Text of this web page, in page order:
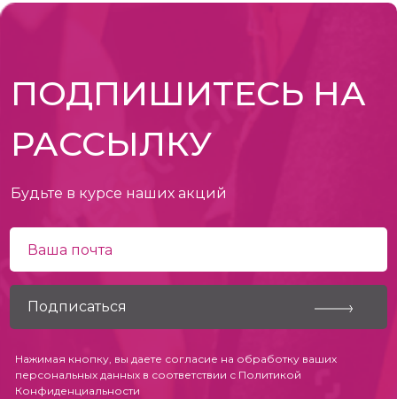
ПОДПИШИТЕСЬ НА
РАССЫЛКУ
Будьте в курсе наших акций
Нажимая кнопку, вы даете согласие на обработку ваших
персональных данных в соответствии с Политикой
Конфиденциальности